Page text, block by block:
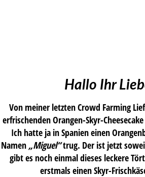
Hallo Ihr
Von meiner letzten Crowd Farming
erfrischenden Orangen-Skyr-
Ich hatte ja in Spanien einen
Namen „Miguel“trug. Der ist jetzt
gibt es noch einmal dieses leckere
erstmals einen Skyr-